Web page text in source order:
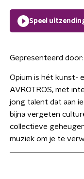
Speel
Gepresenteerd door:
Opium is hét kunst-
AVROTROS, met
jong talent dat aan
bijna vergeten
collectieve
muziek om je te